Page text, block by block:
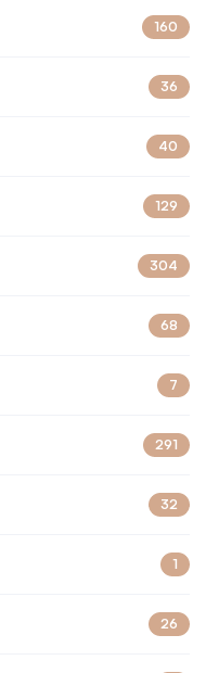
160
36
40
129
304
68
7
291
32
1
26